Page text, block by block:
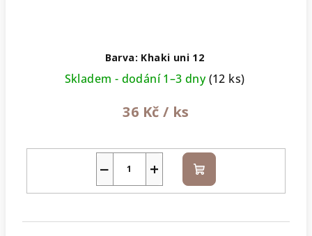
Barva: Khaki uni 12
Skladem - dodání 1–3 dny(12 ks)
36 Kč / ks
+
− Do
košíku